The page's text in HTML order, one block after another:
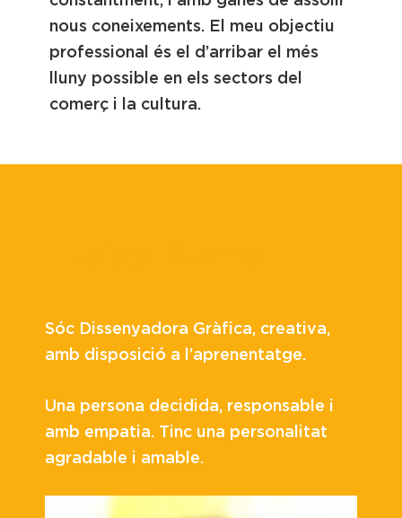
nous coneixements. El meu objectiu
professional és el d’arribar el més
lluny possible en els sectors del
comerç i la cultura.
Sóc Dissenyadora Gràfica, creativa,
amb disposició a l’aprenentatge.
Una persona decidida, responsable i
amb empatia. Tinc una personalitat
agradable i amable.